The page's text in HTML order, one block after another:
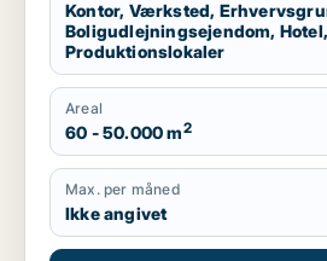
Kontor, Værksted,
Boligudlejningsejendom, Hotel,
Produktionslokaler
Areal
60 - 50.000 m2
Max. per måned
Ikke angivet